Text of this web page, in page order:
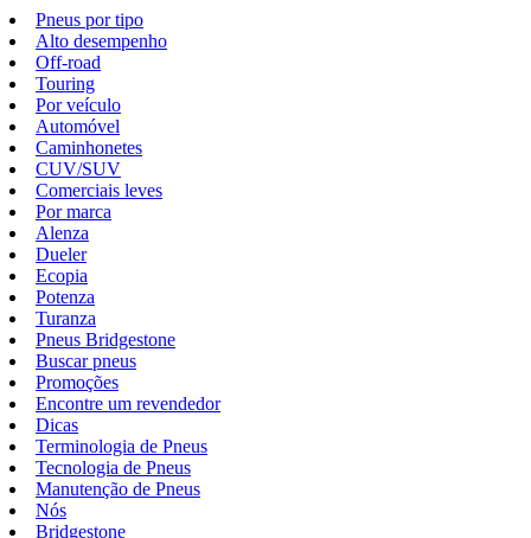
Pneus por tipo
Alto desempenho
Off-road
Touring
Por veículo
Automóvel
Caminhonetes
CUV/SUV
Comerciais leves
Por marca
Alenza
Dueler
Ecopia
Potenza
Turanza
Pneus Bridgestone
Buscar pneus
Promoções
Encontre um revendedor
Dicas
Terminologia de Pneus
Tecnologia de Pneus
Manutenção de Pneus
Nós
Bridgestone